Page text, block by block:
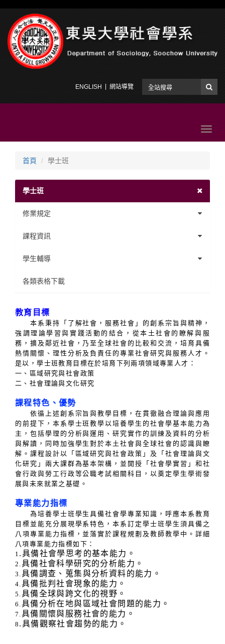
ENGLISH 網站導覽
首頁 學士班
學士班
修業規定
課程地圖
修課須知
學生手冊
課程資訊
課程時間表
選課注意事項
學士班論文
社會學實習
歷年課程簡介
學生輔導
行政導師名單
學會幹部名單
各學期導生名單
各類表格下載
教育目標
本系秉持「了解社會，服務社會」的創系宗旨與精神，
強調理論學習與實踐活動的結合，從本土社會的瞭解與服
務，擴及鄰近社會，乃至全球社會的比較和交流，培育具備
熱情關懷、理性分析及負責任的專業社會研究與服務人才。
是以，學士班教育目標在於培育下列兩項領域專業人才：
一、區域研究與社會政策
二、 社會理論與文化研究
課程特色、優勢
依循上述創系宗旨與教學目標，在貫徹融合理論與應用
的前提下， 本系學士班教學以培養學生的社會學基本能力為
主，包括學理的分析與運用、研究實作的訓練及資料的分析
與解讀，同時加強學生對於本土社會與全球社會的認識與瞭
解。課程設計以「區域研究與社會政策」及「社會理論與文
化研究」兩大課群為基本架構，並開授「社會學實習」和社
會行政與勞工行政等公職考試相關科目，以奠定學生學術發
展與未來就業之基礎。
專業能力指標
為培養學士班學生具備社會學專業知識，呼應本系教育
目標並能充分展現學系特色，本系訂定學士班學生須具備之
八項專業能力指標，並落實於課程規劃及教師教學中。詳細
八項專業能力指標如下：
1 .具備社會學思考的基本能力。
2.具備社會科學研究的分析能力。
3.具備調查、蒐集與分析資料的能力。
4.具備批判社會現象的能力。
5.具備全球與跨文化的視野。
6.具備分析在地與區域社會問題的能力。
7.具備關懷與服務社會的能力。
8 .具備觀察社會趨勢的能力。